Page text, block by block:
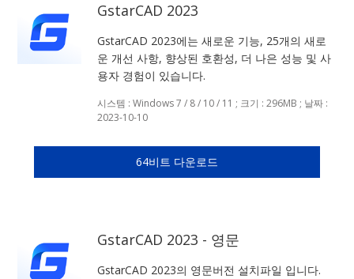
GstarCAD 2023
GstarCAD 2023에는 새로운 기능, 25개의 새로
운 개선 사항, 향상된 호환성, 더 나은 성능 및 사
용자 경험이 있습니다.
시스템 : Windows 7 / 8 / 10 / 11 ; 크기 : 296MB ; 날짜 :
2023-10-10
64비트 다운로드
GstarCAD 2023 - 영문
GstarCAD 2023의 영문버전 설치파일 입니다.